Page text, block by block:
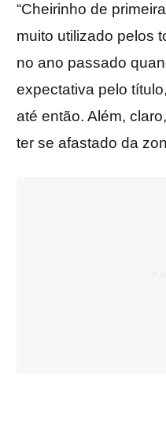
“Cheirinho de
muito utilizado pelos
no ano passado
expectativa pelo
até então. Além,
ter se afastado da